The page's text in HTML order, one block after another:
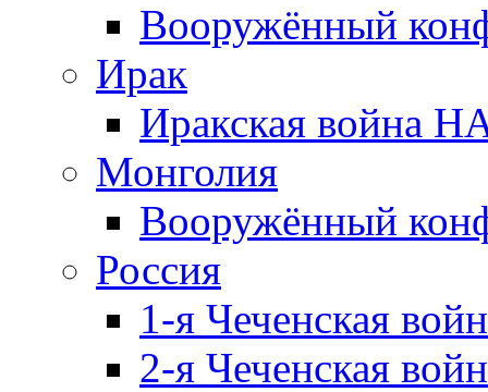
Вооружённый
Ирак
Иракская война
Монголия
Вооружённый
Россия
1-я Чеченская
2-я Чеченская